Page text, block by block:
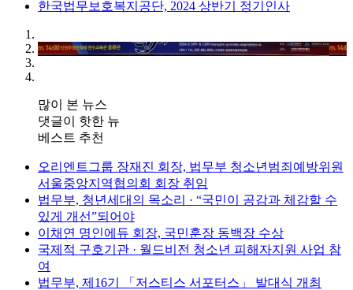
한국법무보호복지공단, 2024 상반기 정기인사
많이 본 뉴스
댓글이 핫한 뉴
베스트 추천
오리엔트그룹 장재진 회장, 법무부 청소년범죄예방위원
서울중앙지역협의회 회장 취임
법무부, 청년세대의 목소리 · “국민이 공감과 체감할 수
있게 개선”되어야
이채연 명인에듀 회장, 국민훈장 동백장 수상
국제적 구호기관 · 월드비전 청소년 피해자지원 사업 참
여
법무부, 제16기 「저스티스 서포터스」 발대식 개최